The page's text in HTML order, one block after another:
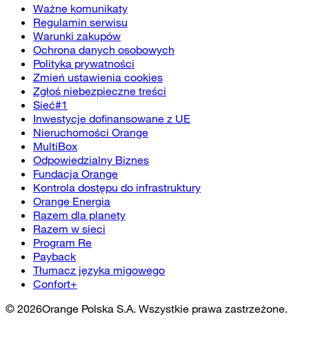
Ważne komunikaty
Regulamin serwisu
Warunki zakupów
Ochrona danych osobowych
Polityka prywatności
Zmień ustawienia cookies
Zgłoś niebezpieczne treści
Sieć#1
Inwestycje dofinansowane z UE
Nieruchomości Orange
MultiBox
Odpowiedzialny Biznes
Fundacja Orange
Kontrola dostępu do infrastruktury
Orange Energia
Razem dla planety
Razem w sieci
Program Re
Payback
Tłumacz języka migowego
Confort+
© 2026Orange Polska S.A. Wszystkie prawa zastrzeżone.